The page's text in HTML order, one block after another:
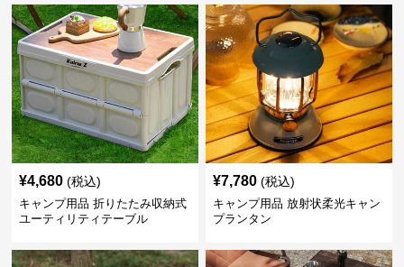
¥4,680 (税込)
キャンプ用品 折りたたみ収納式
ユーティリティテーブル
¥7,780 (税込)
キャンプ用品 放射状柔光キャン
プランタン